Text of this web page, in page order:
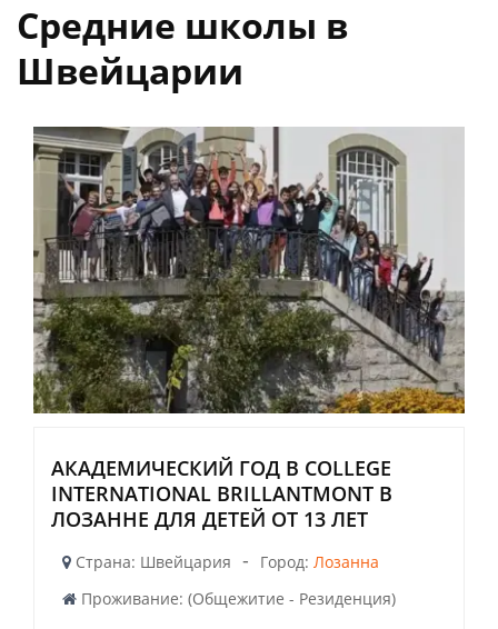
Средние школы в
Швейцарии
АКАДЕМИЧЕСКИЙ ГОД В COLLEGE
INTERNATIONAL BRILLANTMONT В
ЛОЗАННЕ ДЛЯ ДЕТЕЙ ОТ 13 ЛЕТ
Страна: Швейцария - Город: Лозанна
Проживание: (Общежитие - Резиденция)